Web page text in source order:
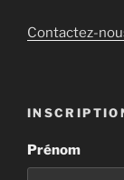
Contactez-
Prénom